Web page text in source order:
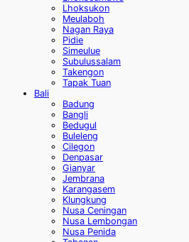
Lhoksukon
Meulaboh
Nagan Raya
Pidie
Simeulue
Subulussalam
Takengon
Tapak Tuan
Bali
Badung
Bangli
Bedugul
Buleleng
Cilegon
Denpasar
Gianyar
Jembrana
Karangasem
Klungkung
Nusa Ceningan
Nusa Lembongan
Nusa Penida